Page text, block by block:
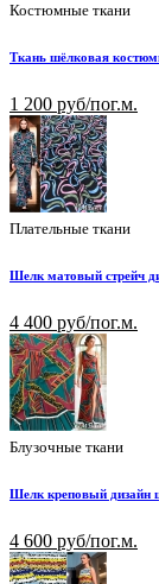
Костюмные ткани
Ткань шёлковая
1 200 руб/пог.м.
Плательные ткани
Шелк матовый стрейч
4 400 руб/пог.м.
Блузочные ткани
Шелк креповый дизайн
4 600 руб/пог.м.